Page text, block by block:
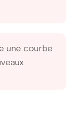
une courbe